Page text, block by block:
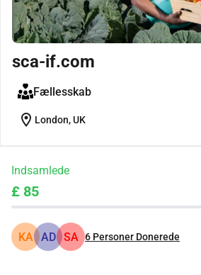
sca-if.com
Fællesskab
location_on London, UK
Indsamlede
£ 85
KA AD SA 6 Personer Donerede